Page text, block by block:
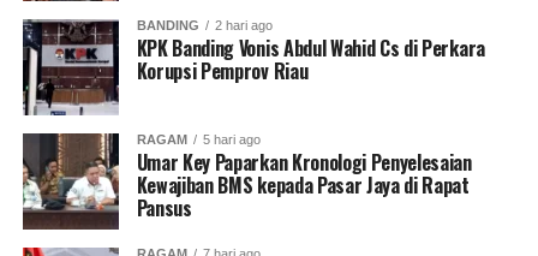
BANDING 2 hari ago
KPK Banding Vonis Abdul Wahid Cs di Perkara
Korupsi Pemprov Riau
RAGAM 5 hari ago
Umar Key Paparkan Kronologi Penyelesaian
Kewajiban BMS kepada Pasar Jaya di Rapat
Pansus